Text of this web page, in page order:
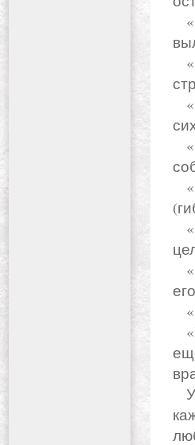
«Синие глаза
«Он выпил
«Этот поцелуй
«Чейз боялся,
«Она жадно
«Он вошел в
«Ее соски были
«У нее было
Уф, тут надо передохнуть. Конечно, ляпы случаются у